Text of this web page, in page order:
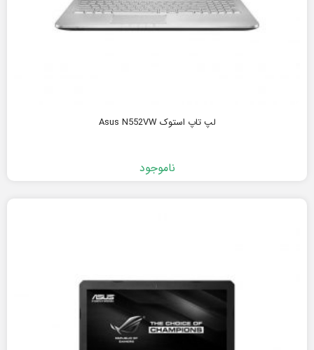
لپ تاپ استوک Asus N552VW
ناموجود